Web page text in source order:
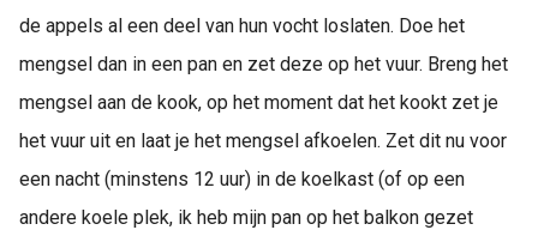
de appels al een deel van hun vocht loslaten. Doe het
mengsel dan in een pan en zet deze op het vuur. Breng het
mengsel aan de kook, op het moment dat het kookt zet je
het vuur uit en laat je het mengsel afkoelen. Zet dit nu voor
een nacht (minstens 12 uur) in de koelkast (of op een
andere koele plek, ik heb mijn pan op het balkon gezet